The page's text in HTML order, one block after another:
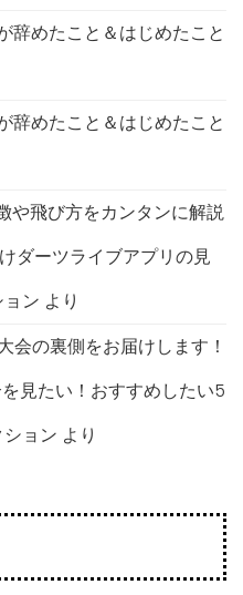
辞めたこと＆はじめたこと
辞めたこと＆はじめたこと
や飛び方をカンタンに解説
ダーツライブアプリの見
ン より
会の裏側をお届けします！
見たい！おすすめしたい5
ョン より